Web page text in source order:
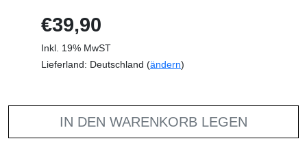
€39,90
Inkl. 19% MwST
Lieferland: Deutschland (ändern)
IN DEN WARENKORB LEGEN